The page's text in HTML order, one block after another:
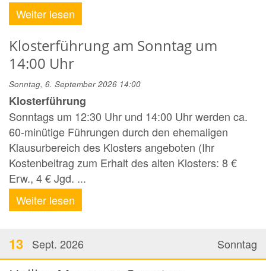
Weiter lesen
Klosterführung am Sonntag um
14:00 Uhr
Sonntag, 6. September 2026 14:00
Klosterführung
Sonntags um 12:30 Uhr und 14:00 Uhr werden ca.
60-minütige Führungen durch den ehemaligen
Klausurbereich des Klosters angeboten (Ihr
Kostenbeitrag zum Erhalt des alten Klosters: 8 €
Erw., 4 € Jgd. ...
Weiter lesen
Sonntag
13 Sept. 2026